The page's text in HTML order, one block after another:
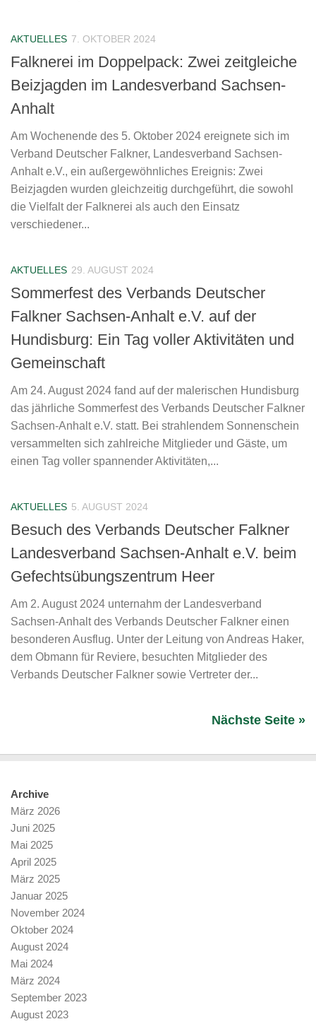
AKTUELLES 7. OKTOBER 2024
Falknerei im Doppelpack: Zwei zeitgleiche
Beizjagden im Landesverband Sachsen-
Anhalt
Am Wochenende des 5. Oktober 2024 ereignete sich im
Verband Deutscher Falkner, Landesverband Sachsen-
Anhalt e.V., ein außergewöhnliches Ereignis: Zwei
Beizjagden wurden gleichzeitig durchgeführt, die sowohl
die Vielfalt der Falknerei als auch den Einsatz
verschiedener...
AKTUELLES 29. AUGUST 2024
Sommerfest des Verbands Deutscher
Falkner Sachsen-Anhalt e.V. auf der
Hundisburg: Ein Tag voller Aktivitäten und
Gemeinschaft
Am 24. August 2024 fand auf der malerischen Hundisburg
das jährliche Sommerfest des Verbands Deutscher Falkner
Sachsen-Anhalt e.V. statt. Bei strahlendem Sonnenschein
versammelten sich zahlreiche Mitglieder und Gäste, um
einen Tag voller spannender Aktivitäten,...
AKTUELLES 5. AUGUST 2024
Besuch des Verbands Deutscher Falkner
Landesverband Sachsen-Anhalt e.V. beim
Gefechtsübungszentrum Heer
Am 2. August 2024 unternahm der Landesverband
Sachsen-Anhalt des Verbands Deutscher Falkner einen
besonderen Ausflug. Unter der Leitung von Andreas Haker,
dem Obmann für Reviere, besuchten Mitglieder des
Verbands Deutscher Falkner sowie Vertreter der...
Nächste Seite »
Archive
März 2026
Juni 2025
Mai 2025
April 2025
März 2025
Januar 2025
November 2024
Oktober 2024
August 2024
Mai 2024
März 2024
September 2023
August 2023